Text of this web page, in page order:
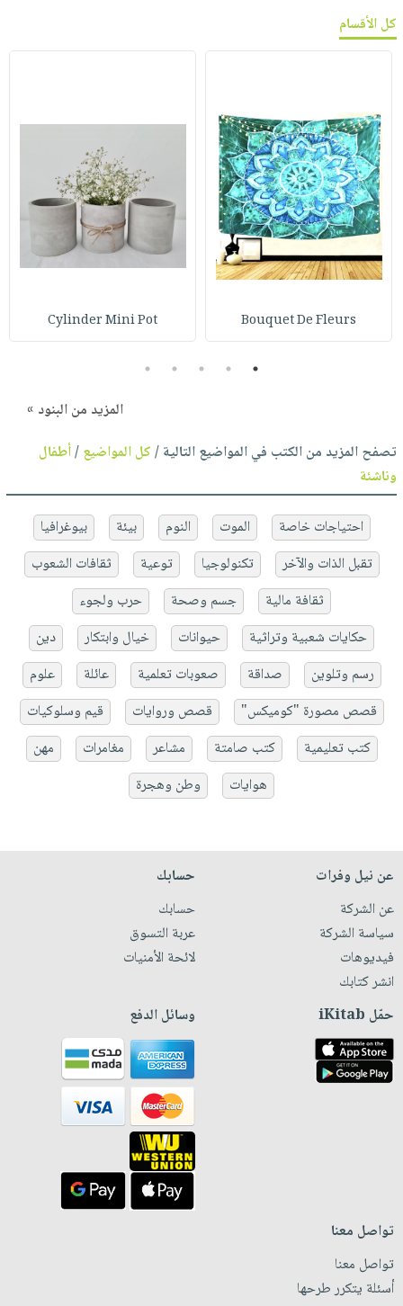
كل الأقسام
Bouquet De Fleurs
Cylinder Mini Pot
1
2
3
4
5
المزيد من البنود »
تصفح المزيد من الكتب في المواضيع التالية /كل المواضيع/أطفال
وناشئة
احتياجات خاصة الموت النوم بيئة
بيوغرافيا
تقبل الذات والآخر
تكنولوجيا توعية
ثقافات الشعوب
ثقافة مالية
جسم وصحة
حرب ولجوء
حكايات شعبية وتراثية
حيوانات خيال وابتكار
دين
رسم وتلوين
صداقة صعوبات تعلمية عائلة
علوم
قصص مصورة "كوميكس"
قصص وروايات
قيم وسلوكيات
كتب تعليمية
كتب صامتة مشاعر مغامرات
مهن
هوايات
وطن وهجرة
عن نيل وفرات
عن الشركة
سياسة الشركة
فيديوهات
انشر كتابك
حسابك
حسابك
عربة التسوق
لائحة الأمنيات
حمّل iKitab وسائل الدفع
تواصل معنا
تواصل معنا
أسئلة يتكرر طرحها